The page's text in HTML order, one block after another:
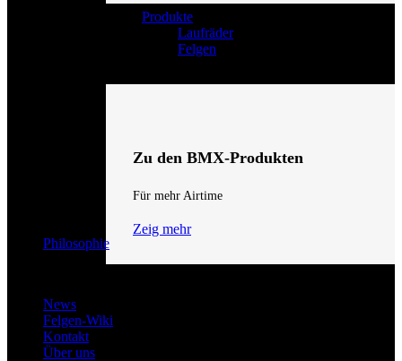
Produkte
Laufräder
Felgen
Zu den BMX-Produkten
Für mehr Airtime
Zeig mehr
Philosophie
News
Felgen-Wiki
Kontakt
Über uns